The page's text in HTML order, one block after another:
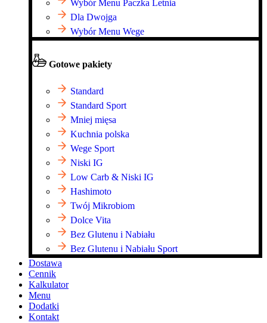
Wybór Menu Paczka Letnia
Dla Dwojga
Wybór Menu Wege
Gotowe pakiety
Standard
Standard Sport
Mniej mięsa
Kuchnia polska
Wege Sport
Niski IG
Low Carb & Niski IG
Hashimoto
Twój Mikrobiom
Dolce Vita
Bez Glutenu i Nabiału
Bez Glutenu i Nabiału Sport
Dostawa
Cennik
Kalkulator
Menu
Dodatki
Kontakt